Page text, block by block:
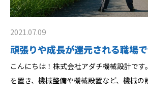
2021.07.09
頑張りや成長が還元される職場
こんにちは！株式会社アダチ機械設計で
を置き、機械整備や機械設置など、機械の